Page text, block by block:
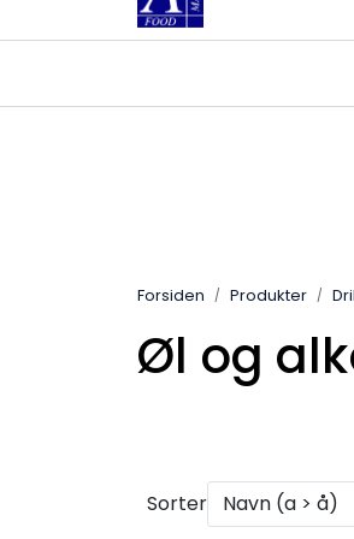
Skip to main content
Forsiden Produkter
Øl og
Sorter